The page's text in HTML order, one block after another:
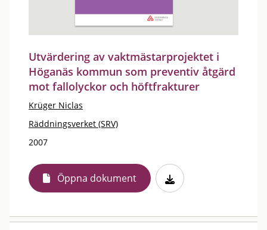
Utvärdering av vaktmästarprojektet i
Höganäs kommun som preventiv åtgärd
mot fallolyckor och höftfrakturer
Krüger Niclas
Räddningsverket (SRV)
2007
Öppna dokument